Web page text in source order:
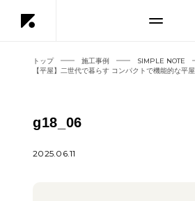
トップ 施工事例
SIMPLE NOTE
【平屋】二世代で暮らす コンパクトで機能的な平屋
g18_06
2025.06.11